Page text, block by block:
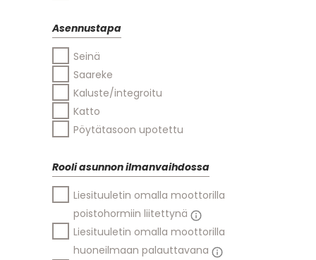
Asennustapa
Seinä
Saareke
Kaluste/integroitu
Katto
Pöytätasoon upotettu
Rooli asunnon ilmanvaihdossa
Liesituuletin omalla moottorilla
poistohormiin liitettynä
Liesituuletin omalla moottorilla
huoneilmaan palauttavana